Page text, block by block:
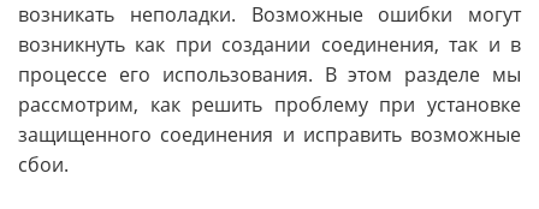
возникать неполадки. Возможные ошибки могут
возникнуть как при создании соединения, так и в
процессе его использования. В этом разделе мы
рассмотрим, как решить проблему при установке
защищенного соединения и исправить возможные
сбои.